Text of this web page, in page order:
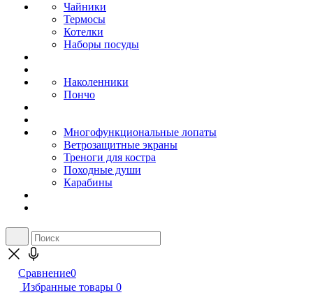
Чайники
Термосы
Котелки
Наборы посуды
Наколенники
Пончо
Многофункциональные лопаты
Ветрозащитные экраны
Треноги для костра
Походные души
Карабины
Сравнение0
Избранные товары 0